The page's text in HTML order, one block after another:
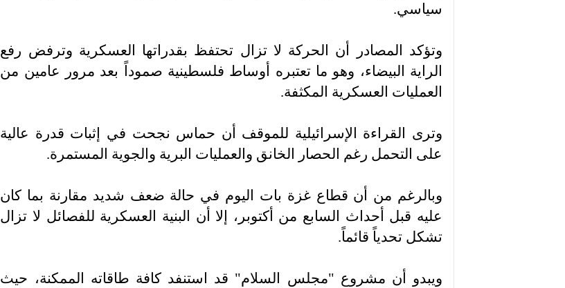
سياسي.
وتؤكد المصادر أن الحركة لا تزال تحتفظ بقدراتها العسكرية وترفض رفع
الراية البيضاء، وهو ما تعتبره أوساط فلسطينية صموداً بعد مرور عامين من
العمليات العسكرية المكثفة.
وترى القراءة الإسرائيلية للموقف أن حماس نجحت في إثبات قدرة عالية
على التحمل رغم الحصار الخانق والعمليات البرية والجوية المستمرة.
وبالرغم من أن قطاع غزة بات اليوم في حالة ضعف شديد مقارنة بما كان
عليه قبل أحداث السابع من أكتوبر، إلا أن البنية العسكرية للفصائل لا تزال
تشكل تحدياً قائماً.
ويبدو أن مشروع "مجلس السلام" قد استنفد كافة طاقاته الممكنة، حيث